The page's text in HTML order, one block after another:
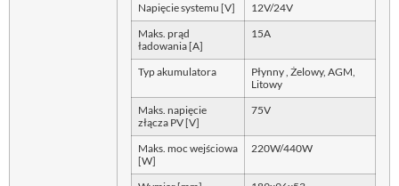
Napięcie systemu [V] 12V/24V
Maks. prąd
ładowania [A]
15A
Typ akumulatora
Płynny , Żelowy, AGM,
Litowy
Maks. napięcie
złącza PV [V]
75V
Maks. moc wejściowa
[W]
220W/440W